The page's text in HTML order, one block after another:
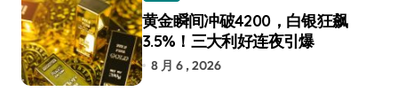
黄金瞬间冲破4200，白银狂飙
3.5%！三大利好连夜引爆
8 月 6 , 2026